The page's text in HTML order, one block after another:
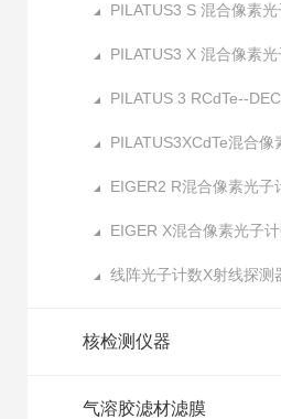
PILATUS3 S 混合像素光子计
PILATUS3 X 混合像素光子计
PILATUS 3 RCdTe--DECTRIS 混合像素光
PILATUS3XCdTe混合像素光子计
EIGER2 R混合像素光子计数
EIGER X混合像素光子计数
线阵光子计数X射线探测
核检测仪器
气溶胶滤材滤膜